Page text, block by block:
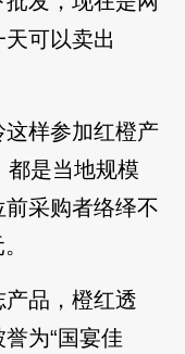
可以卖出
样参加红橙产
都是当地规模
采购者络绎不
品，橙红透
为“国宴佳